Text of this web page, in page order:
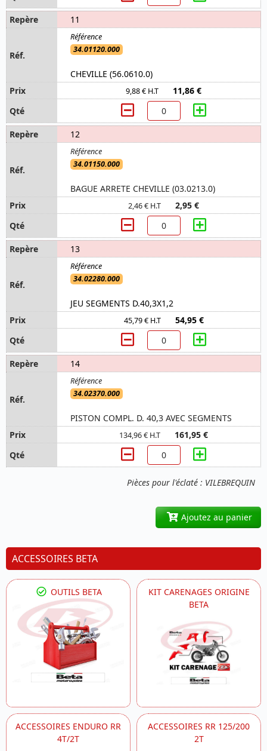
Pièces pour l'éclaté : VILEBREQUIN
11
34.01120.000
CHEVILLE (56.0610.0)
9,88 € H.T 11,86 €
12
34.01150.000
BAGUE ARRETE CHEVILLE (03.0213.0)
2,46 € H.T 2,95 €
13
34.02280.000
JEU SEGMENTS D.40,3X1,2
45,79 € H.T 54,95 €
14
34.02370.000
PISTON COMPL. D. 40,3 AVEC SEGMENTS
134,96 € H.T 161,95 €
Ajoutez au panier
ACCESSOIRES BETA
OUTILS BETA
KIT CARENAGES ORIGINE
BETA
ACCESSOIRES ENDURO RR
4T/2T
ACCESSOIRES RR 125/200
2T